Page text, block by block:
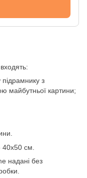
з
майбутньої картини;
см.
надані без